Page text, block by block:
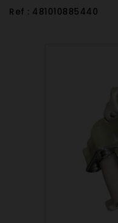
Ref : 481010885440